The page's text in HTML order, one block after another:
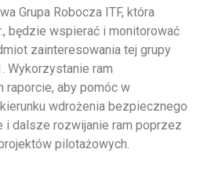
Grupa Robocza ITF, która
będzie wspierać i monitorować
zainteresowania tej grupy
Wykorzystanie ram
raporcie, aby pomóc w
wdrożenia bezpiecznego
i dalsze rozwijanie ram poprzez
pilotażowych.